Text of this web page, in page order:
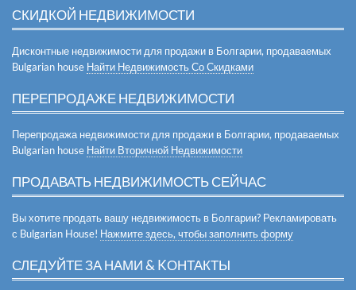
СКИДКОЙ НЕДВИЖИМОСТИ
Дисконтные недвижимости для продажи в Болгарии, продаваемых
Bulgarian house Найти Недвижимость Со Скидками
ПЕРЕПРОДАЖЕ НЕДВИЖИМОСТИ
Перепродажа недвижимости для продажи в Болгарии, продаваемых
Bulgarian house Найти Вторичной Недвижимости
ПРОДАВАТЬ НЕДВИЖИМОСТЬ СЕЙЧАС
Вы хотите продать вашу недвижимость в Болгарии? Рекламировать
с Bulgarian House! Нажмите здесь, чтобы заполнить форму
СЛЕДУЙТЕ ЗА НАМИ & KОНТАКТЫ